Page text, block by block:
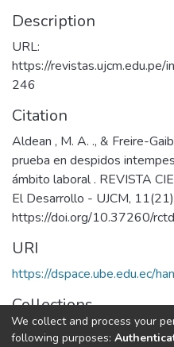
Description
URL:
https://
246
Citation
Aldean , M. A. ., & Freire-
prueba en despidos
ámbito laboral . REVISTA
El Desarrollo - UJCM,
https://doi.org/10.37260/
URI
https://dspace.ube.edu.ec/
Collections
Artículos Científicos
We collect and process your
following purposes: